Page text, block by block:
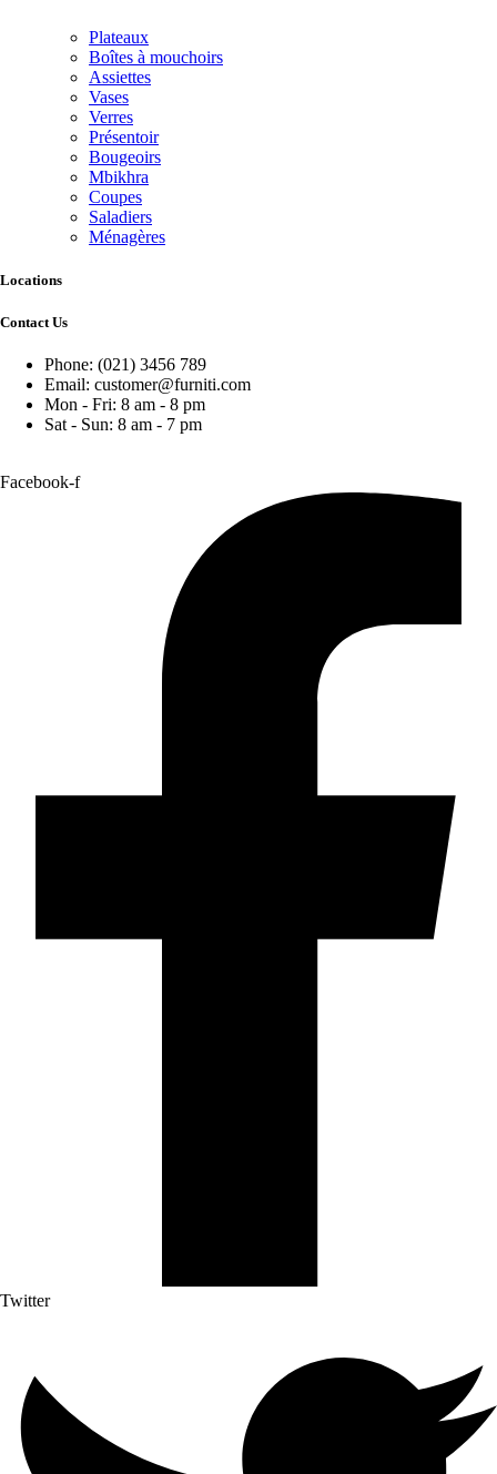
Plateaux
Boîtes à mouchoirs
Assiettes
Vases
Verres
Présentoir
Bougeoirs
Mbikhra
Coupes
Saladiers
Ménagères
Locations
Contact Us
Phone: (021) 3456 789
Email: customer@furniti.com
Mon - Fri: 8 am - 8 pm
Sat - Sun: 8 am - 7 pm
Facebook-f
Twitter